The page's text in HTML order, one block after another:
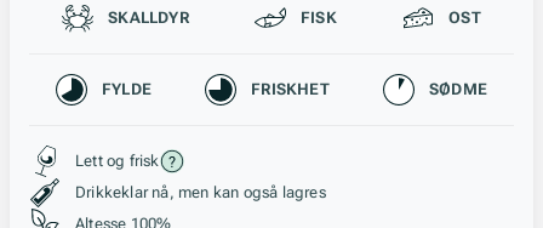
Passer til
SKALLDYR FISK OST
Karakteristikk
FYLDE FRISKHET SØDME
Stil, lagring og råstoff
Lett og frisk
Drikkeklar nå, men kan også lagres
Altesse 100%